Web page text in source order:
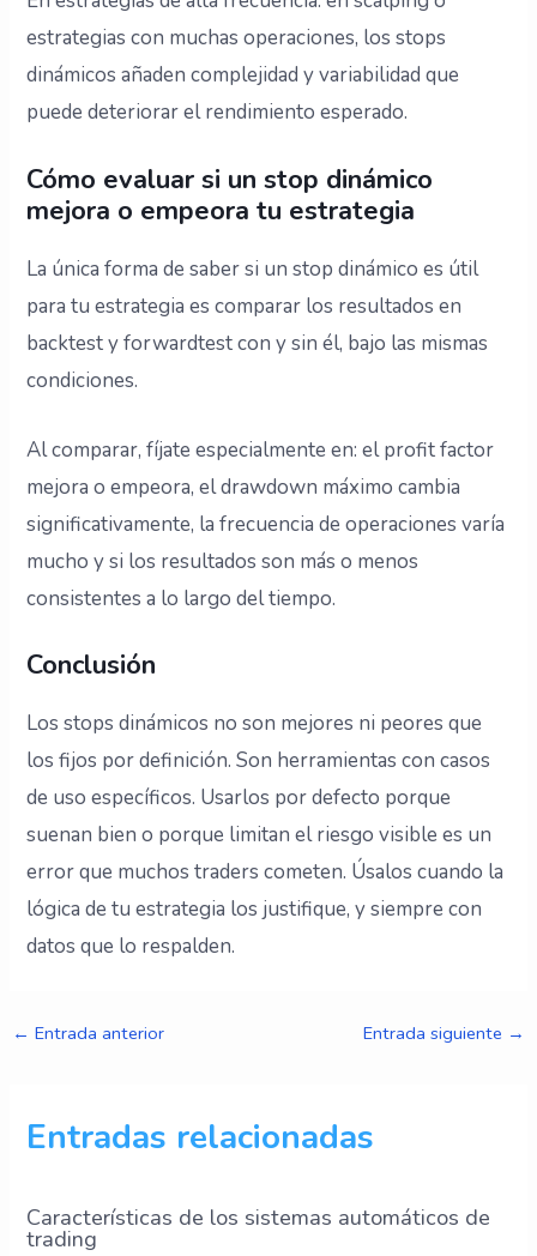
estrategias con muchas operaciones, los stops
dinámicos añaden complejidad y variabilidad que
puede deteriorar el rendimiento esperado.
Cómo evaluar si un stop dinámico
mejora o empeora tu estrategia
La única forma de saber si un stop dinámico es útil
para tu estrategia es comparar los resultados en
backtest y forwardtest con y sin él, bajo las mismas
condiciones.
Al comparar, fíjate especialmente en: el profit factor
mejora o empeora, el drawdown máximo cambia
significativamente, la frecuencia de operaciones varía
mucho y si los resultados son más o menos
consistentes a lo largo del tiempo.
Conclusión
Los stops dinámicos no son mejores ni peores que
los fijos por definición. Son herramientas con casos
de uso específicos. Usarlos por defecto porque
suenan bien o porque limitan el riesgo visible es un
error que muchos traders cometen. Úsalos cuando la
lógica de tu estrategia los justifique, y siempre con
datos que lo respalden.
← Entrada anterior Entrada siguiente →
Entradas relacionadas
Características de los sistemas automáticos de
trading